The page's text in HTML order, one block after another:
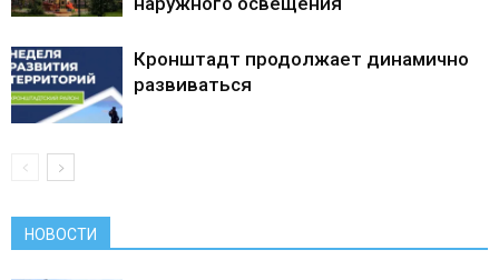
Кронштадт продолжает динамично
развиваться
НОВОСТИ